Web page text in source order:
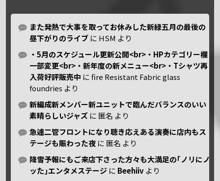
また発熱で大事を取ってお休みした新緑五月の最後の
昼下がりのライブ に HSM より
・5月のスケジュール更新公開<br>・HPカテゴリー欄
一部変更<br>・新年度の新メニュー<br>・Tシャツ再
入荷好評販売中 にfire Resistant Fabric glass
foundries より
新編成新メンバー新ユニットで臨んだバランスのいい
素晴らしいジャズ に 匿名 より
急遽二管フロントになり聴き応えある演奏に店内もス
テージも賑わった夜 に 匿名 より
降雪予報にもご来店下さった方々も大満足の｢ノリにノ
ッた｣エンタメステージ に Beehiiv より